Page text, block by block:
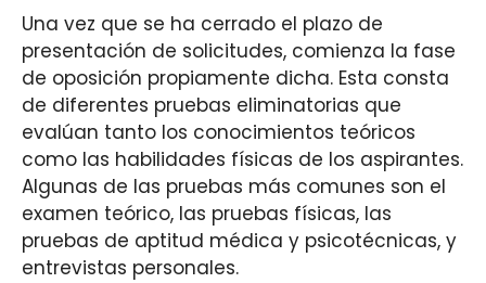
Una vez que se ha cerrado el plazo de
presentación de solicitudes, comienza la fase
de oposición propiamente dicha. Esta consta
de diferentes pruebas eliminatorias que
evalúan tanto los conocimientos teóricos
como las habilidades físicas de los aspirantes.
Algunas de las pruebas más comunes son el
examen teórico, las pruebas físicas, las
pruebas de aptitud médica y psicotécnicas, y
entrevistas personales.